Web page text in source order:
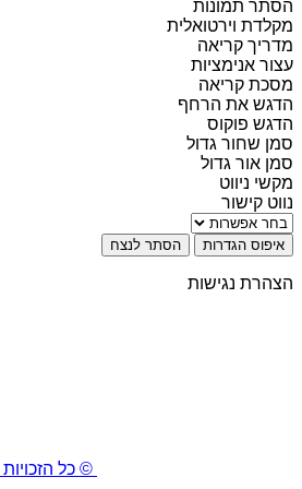
הסתר תמונות
מקלדת וירטואלית
מדריך קריאה
עצור אנימציות
מסכת קריאה
הדגש את הרחף
הדגש פוקוס
סמן שחור גדול
סמן אור גדול
מקשי ניווט
נווט קישור
איפוס הגדרות הסתר לנצח
הצהרת נגישות
© כל